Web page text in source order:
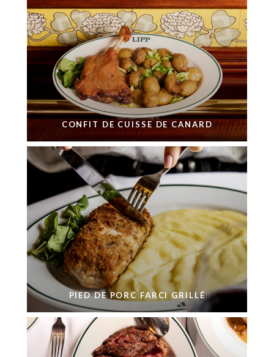
CONFIT DE CUISSE DE CANARD
PIED DE PORC FARCI GRILLÉ